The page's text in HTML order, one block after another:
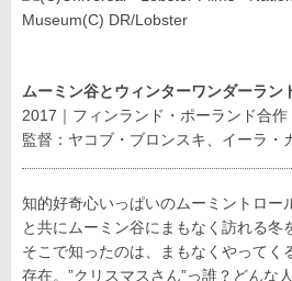
ムーミン谷とウィンターワンダーラン
2017｜フィンランド・ポーランド合作
監督：ヤコブ・ブロンスキ、イーラ・
知的好奇心いっぱいのムーミントロー
と共にムーミン谷にまもなく訪れる冬
そこで知ったのは、まもなくやってく
存在。”クリスマスさん”っ誰？どんな